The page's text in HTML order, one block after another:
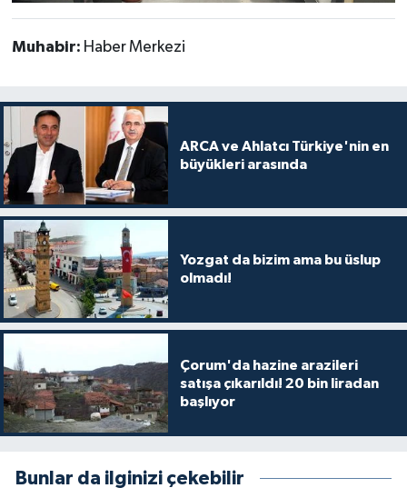
Muhabir: Haber Merkezi
ARCA ve Ahlatcı Türkiye'nin en
büyükleri arasında
Yozgat da bizim ama bu üslup
olmadı!
Çorum'da hazine arazileri
satışa çıkarıldı! 20 bin liradan
başlıyor
Bunlar da ilginizi çekebilir